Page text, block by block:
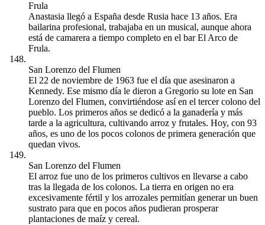
Frula
Anastasia llegó a España desde Rusia hace 13 años. Era
bailarina profesional, trabajaba en un musical, aunque ahora
está de camarera a tiempo completo en el bar El Arco de
Frula.
San Lorenzo del Flumen
El 22 de noviembre de 1963 fue el día que asesinaron a
Kennedy. Ese mismo día le dieron a Gregorio su lote en San
Lorenzo del Flumen, convirtiéndose así en el tercer colono del
pueblo. Los primeros años se dedicó a la ganadería y más
tarde a la agricultura, cultivando arroz y frutales. Hoy, con 93
años, es uno de los pocos colonos de primera generación que
quedan vivos.
San Lorenzo del Flumen
El arroz fue uno de los primeros cultivos en llevarse a cabo
tras la llegada de los colonos. La tierra en origen no era
excesivamente fértil y los arrozales permitían generar un buen
sustrato para que en pocos años pudieran prosperar
plantaciones de maíz y cereal.